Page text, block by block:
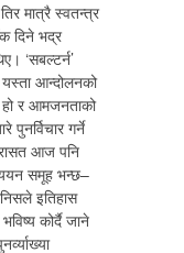
मात्रै स्वतन्त्र
दिने भद्र
‘सबल्टर्न’
आन्दोलनको
र आमजनताको
पुनर्विचार गर्ने
आज पनि
समूह भन्छ–
इतिहास
कोर्दै जाने